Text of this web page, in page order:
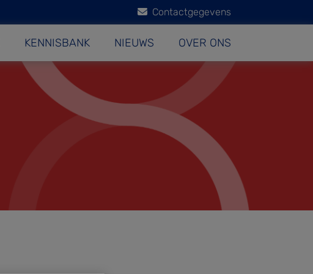
Contactgegevens
KENNISBANK NIEUWS OVER ONS